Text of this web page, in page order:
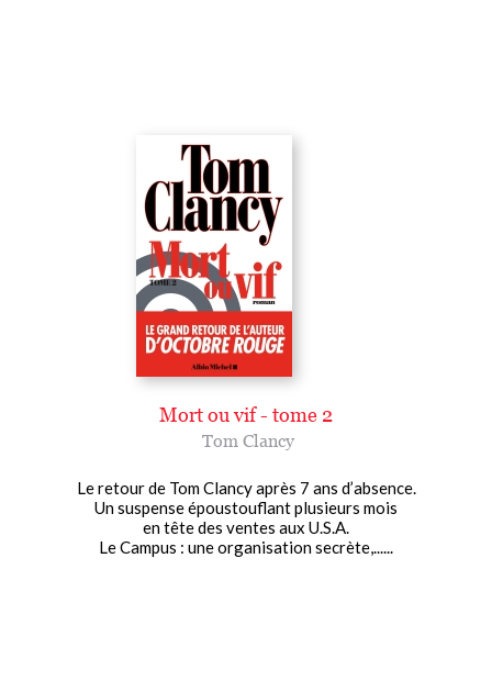
Mort ou vif - tome 2
Tom Clancy
Le retour de Tom Clancy après 7 ans d’absence.
Un suspense époustouflant plusieurs mois
en tête des ventes aux U.S.A.
Le Campus : une organisation secrète,......